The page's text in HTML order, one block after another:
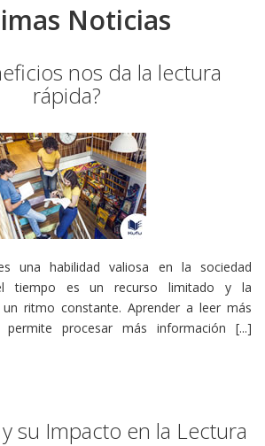
Noticias
nos da la lectura
rápida?
una habilidad valiosa en la sociedad
tiempo es un recurso limitado y la
ritmo constante. Aprender a leer más
procesar más información [...]
su Impacto en la Lectura